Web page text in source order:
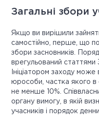
Загальні збори
Якщо ви вирішили
самостійно, перше, що
збори засновників.
врегульований статтями
Ініціатором заходу
юрособи, частка якого в
не менше 10%.
органу вимогу, в якій
учасників і порядок